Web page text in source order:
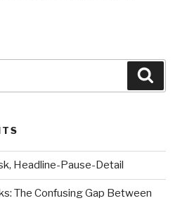
Headline-Pause-Detail
The Confusing Gap Between